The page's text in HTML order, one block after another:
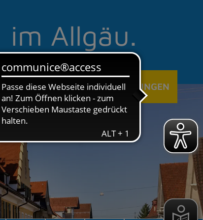
im Allgäu.
ÖFFENTLICHE EINRICHTUNGEN